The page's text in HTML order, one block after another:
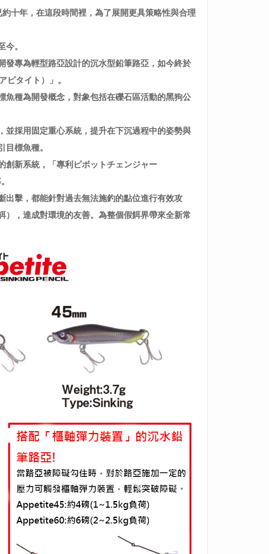
十年，在這段時間裡，為了展開更具策略性與合理
。
專為輕型路亞設計的沉水型鉛筆路亞，如今終於
タイト）」。
種為開發概念，對象包括在礫石區活動的黑狗公
採用固定重心系統，提升在下沉過程中的姿勢與
標魚種。
創新系統，「專利ピボットチェンジャー
擊，都能針對過去無法施釣的點位進行有效攻
，達成對環境的友善。為整個假餌界帶來全新常